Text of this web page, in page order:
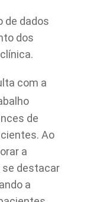
de dados
dos
com a
de
Ao
a
se destacar
a